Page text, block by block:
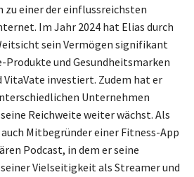
einer der einflussreichsten
Im Jahr 2024 hat Elias durch
sein Vermögen signifikant
und Gesundheitsmarken
VitaVate investiert. Zudem hat er
Unternehmen
Reichweite weiter wächst. Als
Mitbegründer einer Fitness-App
Podcast, in dem er seine
Vielseitigkeit als Streamer und